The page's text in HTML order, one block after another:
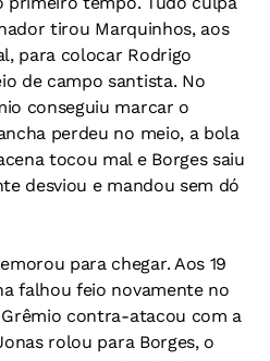
tirou Marquinhos, aos
para colocar Rodrigo
de campo santista. No
conseguiu marcar o
perdeu no meio, a bola
tocou mal e Borges saiu
desviou e mandou sem dó
para chegar. Aos 19
falhou feio novamente no
contra-atacou com a
rolou para Borges, o